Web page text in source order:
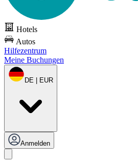
Hotels
Autos
Hilfezentrum
Meine Buchungen
DE | EUR
Anmelden